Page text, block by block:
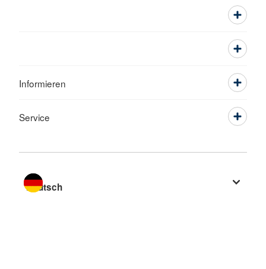
Informieren
Service
Sprache wechseln zu